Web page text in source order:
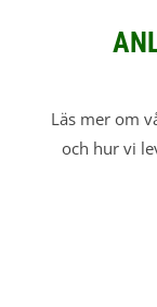
Läs mer om
och hur vi